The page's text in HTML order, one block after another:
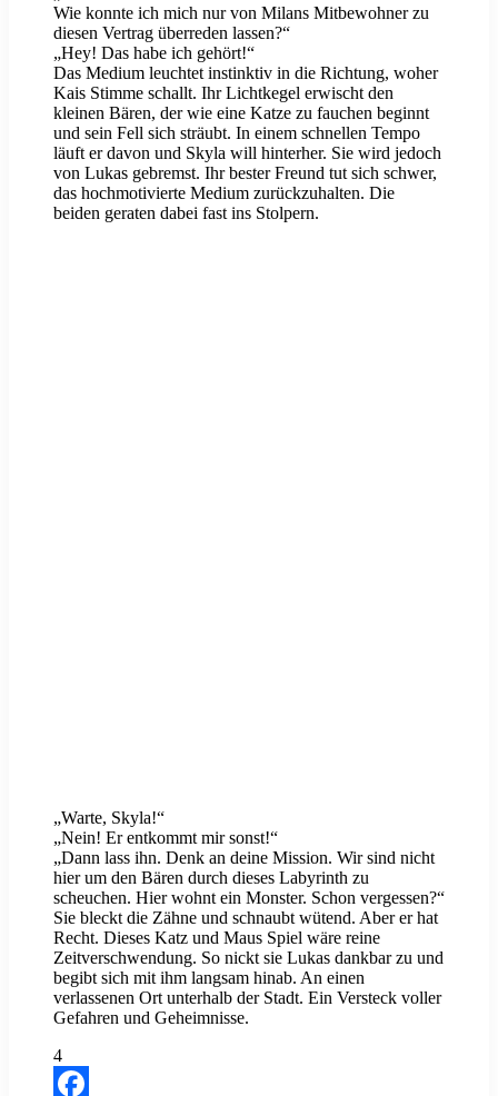
Wie konnte ich mich nur von Milans Mitbewohner zu
diesen Vertrag überreden lassen?“
„Hey! Das habe ich gehört!“
Das Medium leuchtet instinktiv in die Richtung, woher
Kais Stimme schallt. Ihr Lichtkegel erwischt den
kleinen Bären, der wie eine Katze zu fauchen beginnt
und sein Fell sich sträubt. In einem schnellen Tempo
läuft er davon und Skyla will hinterher. Sie wird jedoch
von Lukas gebremst. Ihr bester Freund tut sich schwer,
das hochmotivierte Medium zurückzuhalten. Die
beiden geraten dabei fast ins Stolpern.
„Warte, Skyla!“
„Nein! Er entkommt mir sonst!“
„Dann lass ihn. Denk an deine Mission. Wir sind nicht
hier um den Bären durch dieses Labyrinth zu
scheuchen. Hier wohnt ein Monster. Schon vergessen?“
Sie bleckt die Zähne und schnaubt wütend. Aber er hat
Recht. Dieses Katz und Maus Spiel wäre reine
Zeitverschwendung. So nickt sie Lukas dankbar zu und
begibt sich mit ihm langsam hinab. An einen
verlassenen Ort unterhalb der Stadt. Ein Versteck voller
Gefahren und Geheimnisse.
4